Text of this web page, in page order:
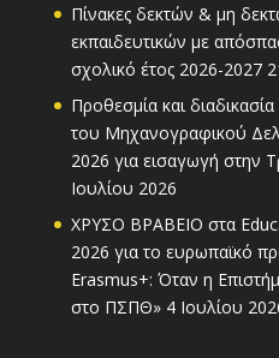
Πίνακες δεκτών & μη
εκπαιδευτικών με
σχολικό έτος 2026-2027
Προθεσμία και
του Μηχανογραφικού
2026 για εισαγωγή στην
Ιουλίου 2026
ΧΡΥΣΟ ΒΡΑΒΕΙΟ στα
2026 για το ευρωπαϊκό
Erasmus+: Όταν η
στο ΠΣΠΘ» 4 Ιουλίου